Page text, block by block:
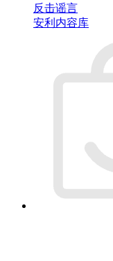
反击谣言
安利内容库